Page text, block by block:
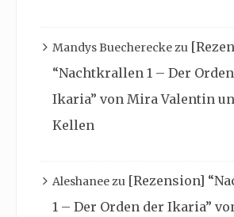
Mandys Buechereckezu
“Nachtkrallen 1 – Der
Ikaria” von Mira Valentin
Kellen
Aleshaneezu [Rezension]
1 – Der Orden der Ikaria”